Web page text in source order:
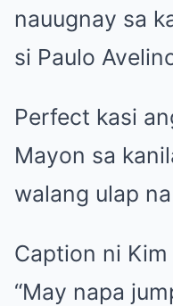
nauugnay sa
si Paulo
Perfect kasi
Mayon sa
walang ulap
Caption ni
“May napa